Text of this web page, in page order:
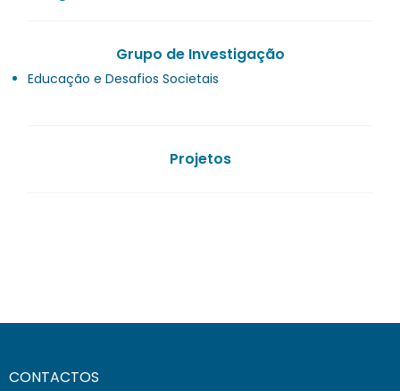
Grupo de Investigação
Educação e Desafios Societais
Projetos
CONTACTOS